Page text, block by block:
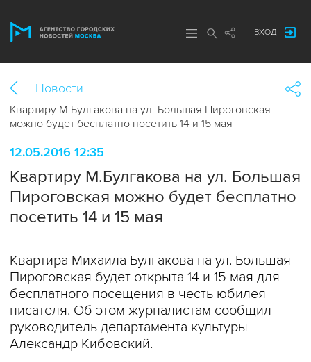
ВХОД
Новости
Квартиру М.Булгакова на ул. Большая Пироговская
можно будет бесплатно посетить 14 и 15 мая
12.05.2016 12:35
Квартиру М.Булгакова на ул. Большая
Пироговская можно будет бесплатно
посетить 14 и 15 мая
Квартира Михаила Булгакова на ул. Большая
Пироговская будет открыта 14 и 15 мая для
бесплатного посещения в честь юбилея
писателя. Об этом журналистам сообщил
руководитель департамента культуры
Александр Кибовский.